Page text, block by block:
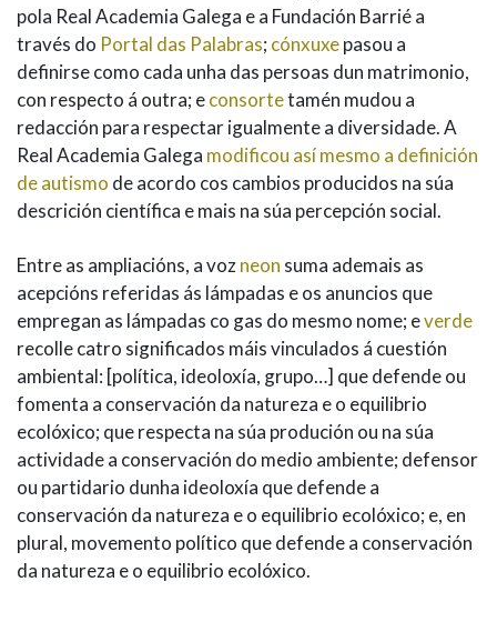
pola Real Academia Galega e a Fundación Barrié a
través do Portal das Palabras; cónxuxepasou a
definirse como cada unha das persoas dun matrimonio,
con respecto á outra; econsortetamén mudou a
redacción para respectar igualmente a diversidade. A
Real Academia Galega modificou así mesmo a definición
de autismo de acordo cos cambios producidos na súa
descrición científica e mais na súa percepción social.
Entre as ampliacións, a vozneon suma ademais as
acepcións referidas ás lámpadas e os anuncios que
empregan as lámpadas co gas do mesmo nome; everde
recolle catro significados máis vinculados á cuestión
ambiental: [política, ideoloxía, grupo…] que defende ou
fomenta a conservación da natureza e o equilibrio
ecolóxico; que respecta na súa produción ou na súa
actividade a conservación do medio ambiente; defensor
ou partidario dunha ideoloxía que defende a
conservación da natureza e o equilibrio ecolóxico; e, en
plural, movemento político que defende a conservación
da natureza e o equilibrio ecolóxico.